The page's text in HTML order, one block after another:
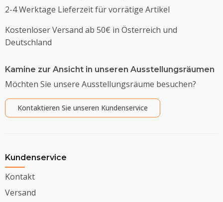
2-4 Werktage Lieferzeit für vorrätige Artikel
Kostenloser Versand ab 50€ in Österreich und
Deutschland
Kamine zur Ansicht in unseren Ausstellungsräumen
Möchten Sie unsere Ausstellungsräume besuchen?
Kontaktieren Sie unseren Kundenservice
Kundenservice
Kontakt
Versand